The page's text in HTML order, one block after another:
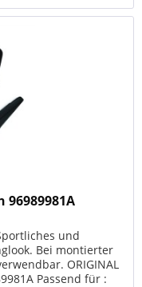
96989981A
und
Bei montierter
ORIGINAL
Passend für :